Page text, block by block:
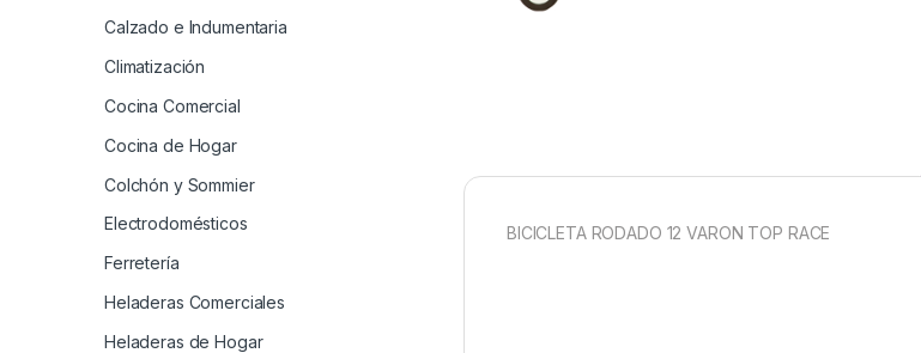
BICICLETA RODADO 12 VARON TOP RACE
Calzado e Indumentaria
Climatización
Cocina Comercial
Cocina de Hogar
Colchón y Sommier
Electrodomésticos
Ferretería
Heladeras Comerciales
Heladeras de Hogar